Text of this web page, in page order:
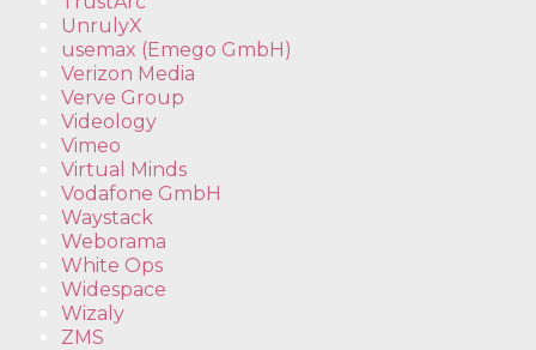
UnrulyX
usemax (Emego GmbH)
Verizon Media
Verve Group
Videology
Vimeo
Virtual Minds
Vodafone GmbH
Waystack
Weborama
White Ops
Widespace
Wizaly
ZMS